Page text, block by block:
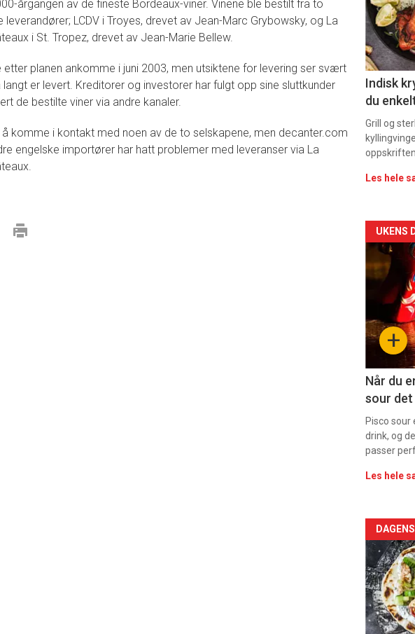
årgangen av de fineste Bordeaux-viner. Vinene ble bestilt fra to
leverandører; LCDV i Troyes, drevet av Jean-Marc Grybowsky, og La
i St. Tropez, drevet av Jean-Marie Bellew.
etter planen ankomme i juni 2003, men utsiktene for levering ser svært
langt er levert. Kreditorer og investorer har fulgt opp sine sluttkunder
de bestilte viner via andre kanaler.
å komme i kontakt med noen av de to selskapene, men decanter.com
engelske importører har hatt problemer med leveranser via La
11
Indisk
du
Grill og
oppskriften.
Les hele
detail
11
rett
+
UKENS
Når du
sour
Pisco
drink, og
passer
Les hele
detail
-